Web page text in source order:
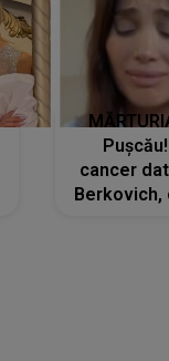
cancer